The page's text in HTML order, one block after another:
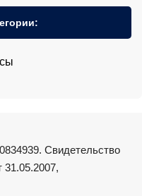
Свидетельство
31.05.2007,